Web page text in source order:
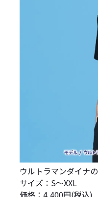
ウルトラマンダイナ
サイズ：S～XXL